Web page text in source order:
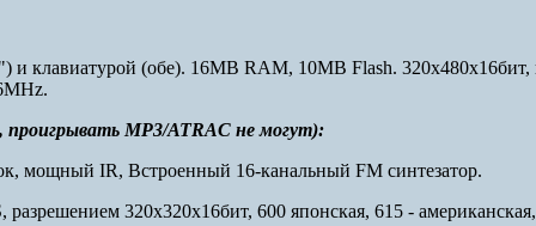
клавиатурой (обе). 16MB RAM, 10MB Flash.
проигрывать MP3/ATRAC не могут):
мощный IR, Встроенный 16-канальный FM синтезатор.
320x320x16бит, 600 японская, 615 -